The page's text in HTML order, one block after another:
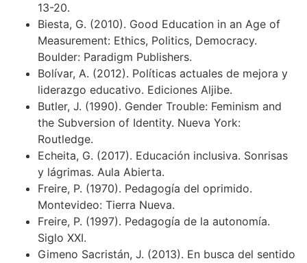
13-20.
Biesta, G. (2010). Good Education in an Age of
Measurement: Ethics, Politics, Democracy.
Boulder: Paradigm Publishers.
Bolívar, A. (2012). Políticas actuales de mejora y
liderazgo educativo. Ediciones Aljibe.
Butler, J. (1990). Gender Trouble: Feminism and
the Subversion of Identity. Nueva York:
Routledge.
Echeita, G. (2017). Educación inclusiva. Sonrisas
y lágrimas. Aula Abierta.
Freire, P. (1970). Pedagogía del oprimido.
Montevideo: Tierra Nueva.
Freire, P. (1997). Pedagogía de la autonomía.
Siglo XXI.
Gimeno Sacristán, J. (2013). En busca del sentido